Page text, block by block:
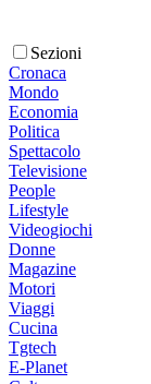
Sezioni
Cronaca
Mondo
Economia
Politica
Spettacolo
Televisione
People
Lifestyle
Videogiochi
Donne
Magazine
Motori
Viaggi
Cucina
Tgtech
E-Planet